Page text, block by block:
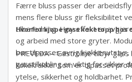
Færre bluss passer der
mens flere bluss gir fleksibilitet
tilberedning. Høy effekt er
og arbeid med store gryter.
bør tilpasses øvrig kjøkkenutstyr,
gasstilkobling er viktig for sikker
Hvorfor kjøpe gass koketopp hos
PREVEDA – Gastroline tilbyr
kokekrakker som er tilpasset
ytelse, sikkerhet og holdbarhet.